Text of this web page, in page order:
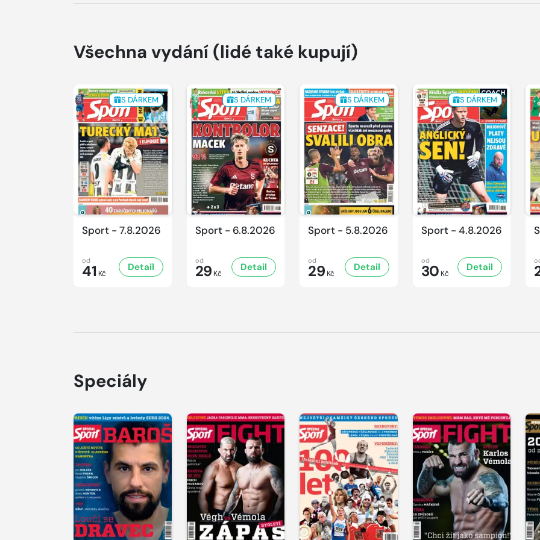
Všechna vydání (lidé také kupují)
S DÁRKEM
Sport - 7.8.2026
od
41 Kč
Detail
S DÁRKEM
Sport - 6.8.2026
od
29 Kč
Detail
S DÁRKEM
Sport - 5.8.2026
od
29 Kč
Detail
S DÁRKEM
Sport - 4.8.2026
od
30 Kč
Detail
Speciály